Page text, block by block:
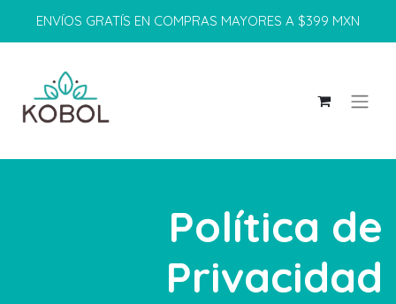
ENVÍOS GRATÍS EN COMPRAS MAYORES A $399 MXN
Política de
Privacidad